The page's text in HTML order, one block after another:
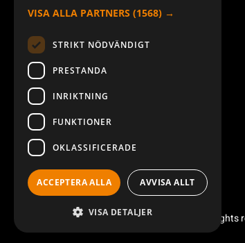
Copyright ©2026 Åkerströms. All rights
VISA ALLA PARTNERS (1568) →
STRIKT NÖDVÄNDIGT
PRESTANDA
INRIKTNING
FUNKTIONER
OKLASSIFICERADE
ACCEPTERA ALLA AVVISA ALLT
VISA DETALJER